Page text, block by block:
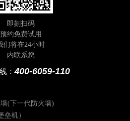
即刻扫码
预约免费试用
们将在24小时
内联系您
：400-6059-110
(下一代防火墙)
垒机）